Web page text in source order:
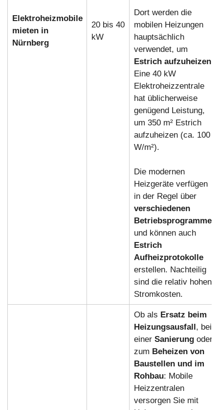
Elektroheizmobile
mieten in
Nürnberg
20 bis 40
kW
Dort werden die
mobilen Heizungen
hauptsächlich
verwendet, um
Estrich aufzuheizen.
Eine 40 kW
Elektroheizzentrale
hat üblicherweise
genügend Leistung,
um 350 m² Estrich
aufzuheizen (ca. 100
W/m²).
Die modernen
Heizgeräte verfügen
in der Regel über
verschiedenen
Betriebsprogramme
und können auch
Estrich
Aufheizprotokolle
erstellen. Nachteilig
sind die relativ hohen
Stromkosten.
Ob als Ersatz beim
Heizungsausfall, bei
einer Sanierung oder
zum Beheizen von
Baustellen und im
Rohbau: Mobile
Heizzentralen
versorgen Sie mit